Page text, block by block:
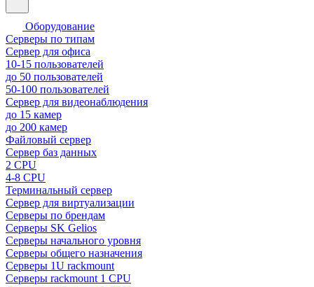
Оборудование
Серверы по типам
Сервер для офиса
10-15 пользователей
до 50 пользователей
50-100 пользователей
Сервер для видеонаблюдения
до 15 камер
до 200 камер
Файловый сервер
Сервер баз данных
2 CPU
4-8 CPU
Терминальный сервер
Сервер для виртуализации
Серверы по брендам
Серверы SK Gelios
Серверы начального уровня
Серверы общего назначения
Серверы 1U rackmount
Серверы rackmount 1 CPU